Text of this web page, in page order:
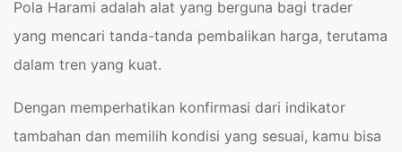
Pola Harami adalah alat yang berguna bagi trader
yang mencari tanda-tanda pembalikan harga, terutama
dalam tren yang kuat.
Dengan memperhatikan konfirmasi dari indikator
tambahan dan memilih kondisi yang sesuai, kamu bisa